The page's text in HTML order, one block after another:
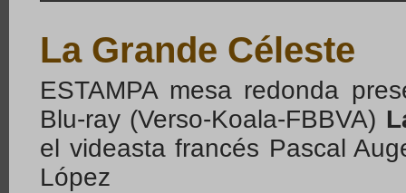
La Grande Céleste
ESTAMPA mesa redonda
Blu-ray (Verso-Koala-FBBVA)
el videasta francés Pascal
López